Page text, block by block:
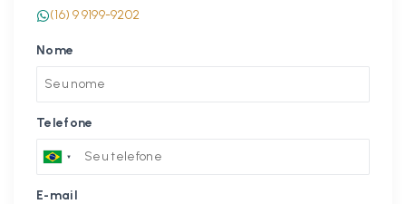
(16) 9 9199-9202
Nome
Telefone
E-mail